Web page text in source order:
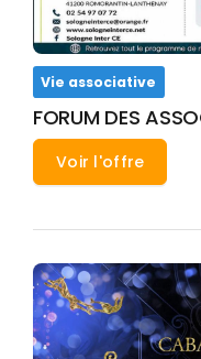
Vie associative
FORUM DES
Voir l'offre